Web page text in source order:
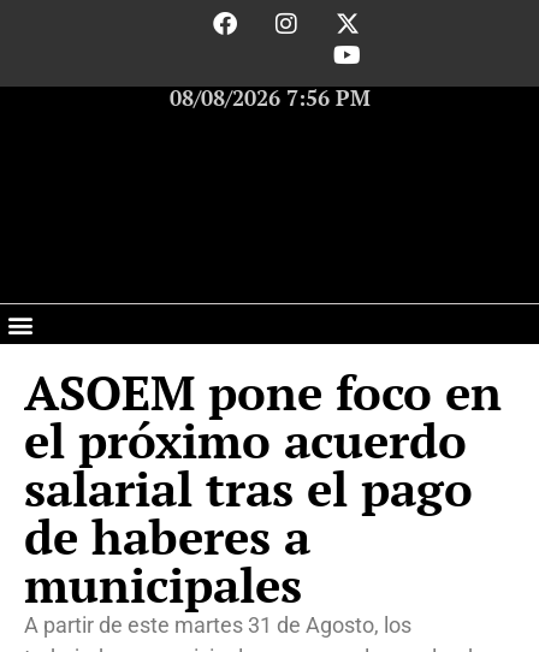
08/08/2026 7:56 PM
ASOEM pone foco en
el próximo acuerdo
salarial tras el pago
de haberes a
municipales
A partir de este martes 31 de Agosto, los